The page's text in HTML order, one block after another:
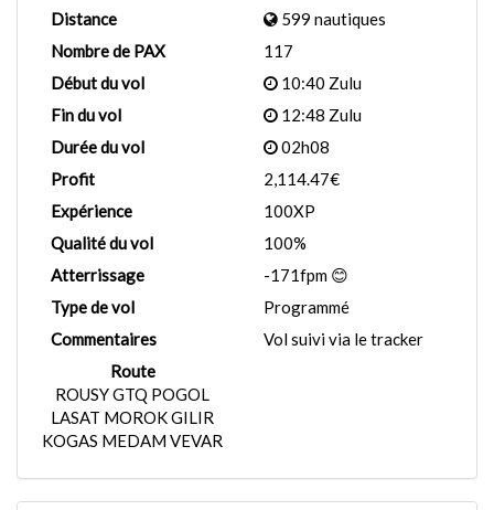
Distance
599 nautiques
Nombre de PAX
117
Début du vol
10:40 Zulu
Fin du vol
12:48 Zulu
Durée du vol
02h08
Profit
2,114.47€
Expérience
100XP
Qualité du vol
100%
Atterrissage
-171fpm 😊
Type de vol
Programmé
Commentaires
Vol suivi via le tracker
Route
ROUSY GTQ POGOL
LASAT MOROK GILIR
KOGAS MEDAM VEVAR